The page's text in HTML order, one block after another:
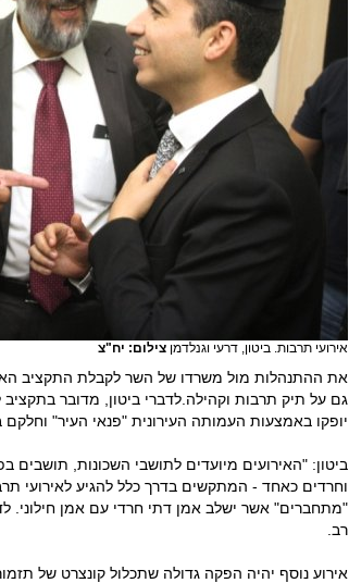
אירועי תרבות. ביטון, דרעי וגנלדמן צילום: יח"צ
את ההתנהלות מול משרדו של השר לקבלת התקציב
יופקו באמצעות העמותה העירונית "פנאי העיר"
ביטון: "האירועים מיועדים לתושבי השכונות,
וחרדים כאחד - המתקשים בדרך כלל להגיע לאירועי
"מתחברים" אשר ישלב אמן דתי חרדי עם אמן חילוני.
רב.
אירוע נוסף יהיה הפקה גדולה שתכלול קונצרט של